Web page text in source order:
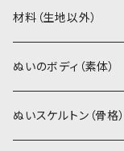
ソフトボア（5mm）
ぬいトリコット
スキンカラー生地
ソフトボア
スキンカラー系
白系
ぬいトリコット
スキンカラー系
材料（生地以外）
アイロン接着シート
ステッチカラー
ぬいのボディ（素体）
ぬいスケルトン（骨格）